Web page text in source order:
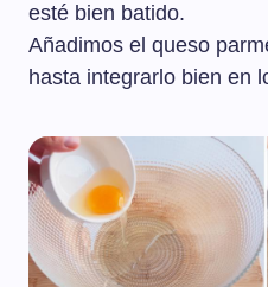
esté bien batido.
Añadimos el queso
hasta integrarlo bien en